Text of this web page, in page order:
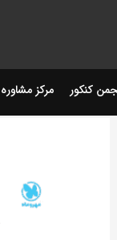
کنکور مرکز